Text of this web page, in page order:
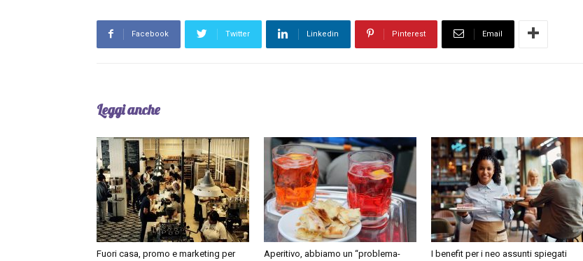
Facebook Twitter Linkedin Pinterest Email
Leggi anche
Fuori casa, promo e marketing per Aperitivo, abbiamo un “problema- I benefit per i neo assunti spiegati